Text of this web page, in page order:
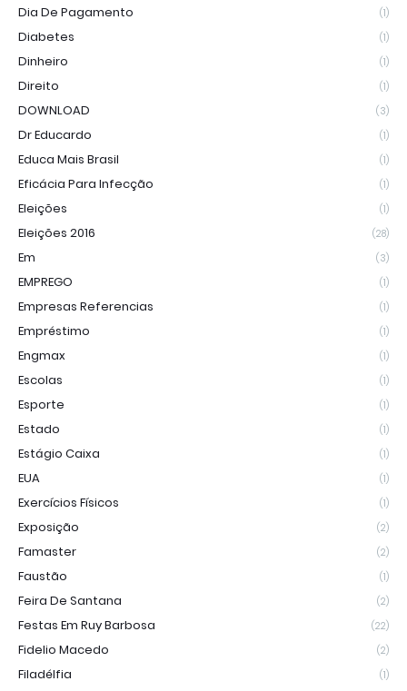
Dia De Pagamento (1)
Diabetes (1)
Dinheiro (1)
Direito (1)
DOWNLOAD (3)
Dr Educardo (1)
Educa Mais Brasil (1)
Eficácia Para Infecção (1)
Eleições (1)
Eleições 2016 (28)
Em (3)
EMPREGO (1)
Empresas Referencias (1)
Empréstimo (1)
Engmax (1)
Escolas (1)
Esporte (1)
Estado (1)
Estágio Caixa (1)
EUA (1)
Exercícios Físicos (1)
Exposição (2)
Famaster (2)
Faustão (1)
Feira De Santana (2)
Festas Em Ruy Barbosa (22)
Fidelio Macedo (2)
Filadélfia (1)